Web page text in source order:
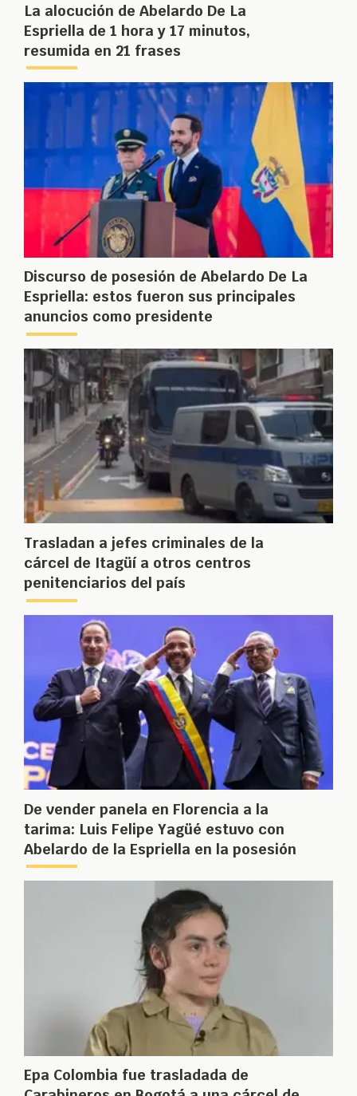
La alocución de Abelardo De La
Espriella de 1 hora y 17 minutos,
resumida en 21 frases
Discurso de posesión de Abelardo De La
Espriella: estos fueron sus principales
anuncios como presidente
Trasladan a jefes criminales de la
cárcel de Itagüí a otros centros
penitenciarios del país
De vender panela en Florencia a la
tarima: Luis Felipe Yagüé estuvo con
Abelardo de la Espriella en la posesión
Epa Colombia fue trasladada de